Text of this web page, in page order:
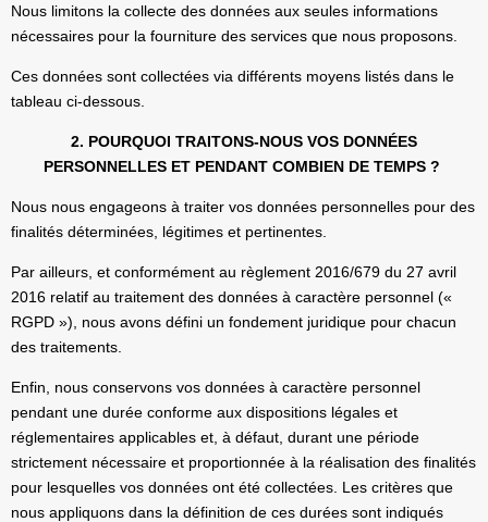
Nous limitons la collecte des données aux seules informations
nécessaires pour la fourniture des services que nous proposons.
Ces données sont collectées via différents moyens listés dans le
tableau ci-dessous.
2. POURQUOI TRAITONS-NOUS VOS DONNÉES
PERSONNELLES ET PENDANT COMBIEN DE TEMPS ?
Nous nous engageons à traiter vos données personnelles pour des
finalités déterminées, légitimes et pertinentes.
Par ailleurs, et conformément au règlement 2016/679 du 27 avril
2016 relatif au traitement des données à caractère personnel («
RGPD »), nous avons défini un fondement juridique pour chacun
des traitements.
Enfin, nous conservons vos données à caractère personnel
pendant une durée conforme aux dispositions légales et
réglementaires applicables et, à défaut, durant une période
strictement nécessaire et proportionnée à la réalisation des finalités
pour lesquelles vos données ont été collectées. Les critères que
nous appliquons dans la définition de ces durées sont indiqués